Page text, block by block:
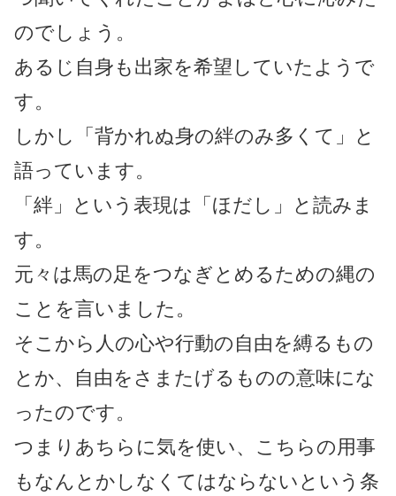
のでしょう。
あるじ自身も出家を希望していたようで
す。
しかし「背かれぬ身の絆のみ多くて」と
語っています。
「絆」という表現は「ほだし」と読みま
す。
元々は馬の足をつなぎとめるための縄の
ことを言いました。
そこから人の心や行動の自由を縛るもの
とか、自由をさまたげるものの意味にな
ったのです。
つまりあちらに気を使い、こちらの用事
もなんとかしなくてはならないという条